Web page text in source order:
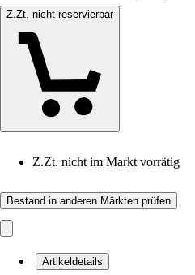
Z.Zt. nicht reservierbar
Z.Zt. nicht im Markt vorrätig
Bestand in anderen Märkten prüfen
Artikeldetails